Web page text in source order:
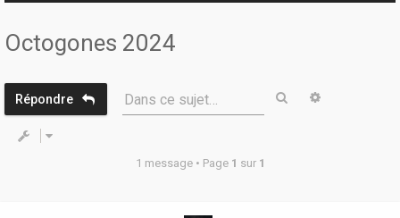
Octogones 2024
Répondre Dans ce sujet… Rechercher
1 message • Page 1 sur 1